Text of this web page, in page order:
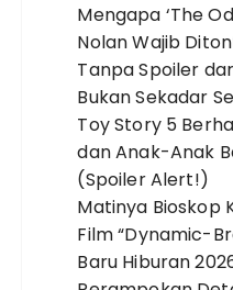
Mengapa ‘The
Nolan Wajib
Tanpa Spoiler
Bukan Sekadar
Toy Story 5
dan Anak-Anak
(Spoiler Alert!)
Matinya Bioskop
Film “Dynamic-
Baru Hiburan